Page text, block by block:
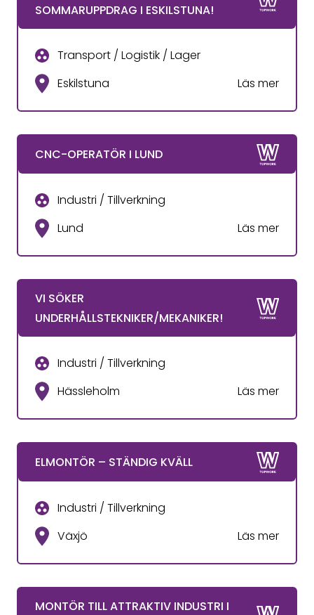
SOMMARUPPDRAG I ESKILSTUNA!
Transport / Logistik / Lager
Eskilstuna
Läs mer
CNC-OPERATÖR I LUND
Industri / Tillverkning
Lund
Läs mer
VI SÖKER
UNDERHÅLLSTEKNIKER/MEKANIKER!
Industri / Tillverkning
Hässleholm
Läs mer
ELMONTÖR – STÄNDIG KVÄLL
Industri / Tillverkning
Växjö
Läs mer
MONTÖR TILL ATTRAKTIV INDUSTRI I